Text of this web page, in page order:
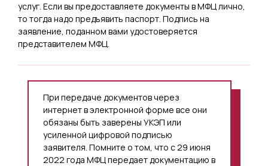
услуг. Если вы предоставляете документы в МФЦ лично,
то тогда надо предъявить паспорт. Подпись на
заявление, поданном вами удостоверяется
представителем МФЦ.
При передаче документов через
интернет в электронной форме все они
обязаны быть заверены УКЭП или
усиленной цифровой подписью
заявителя. Помните о том, что с 29 июня
2022 года МФЦ передает документацию в